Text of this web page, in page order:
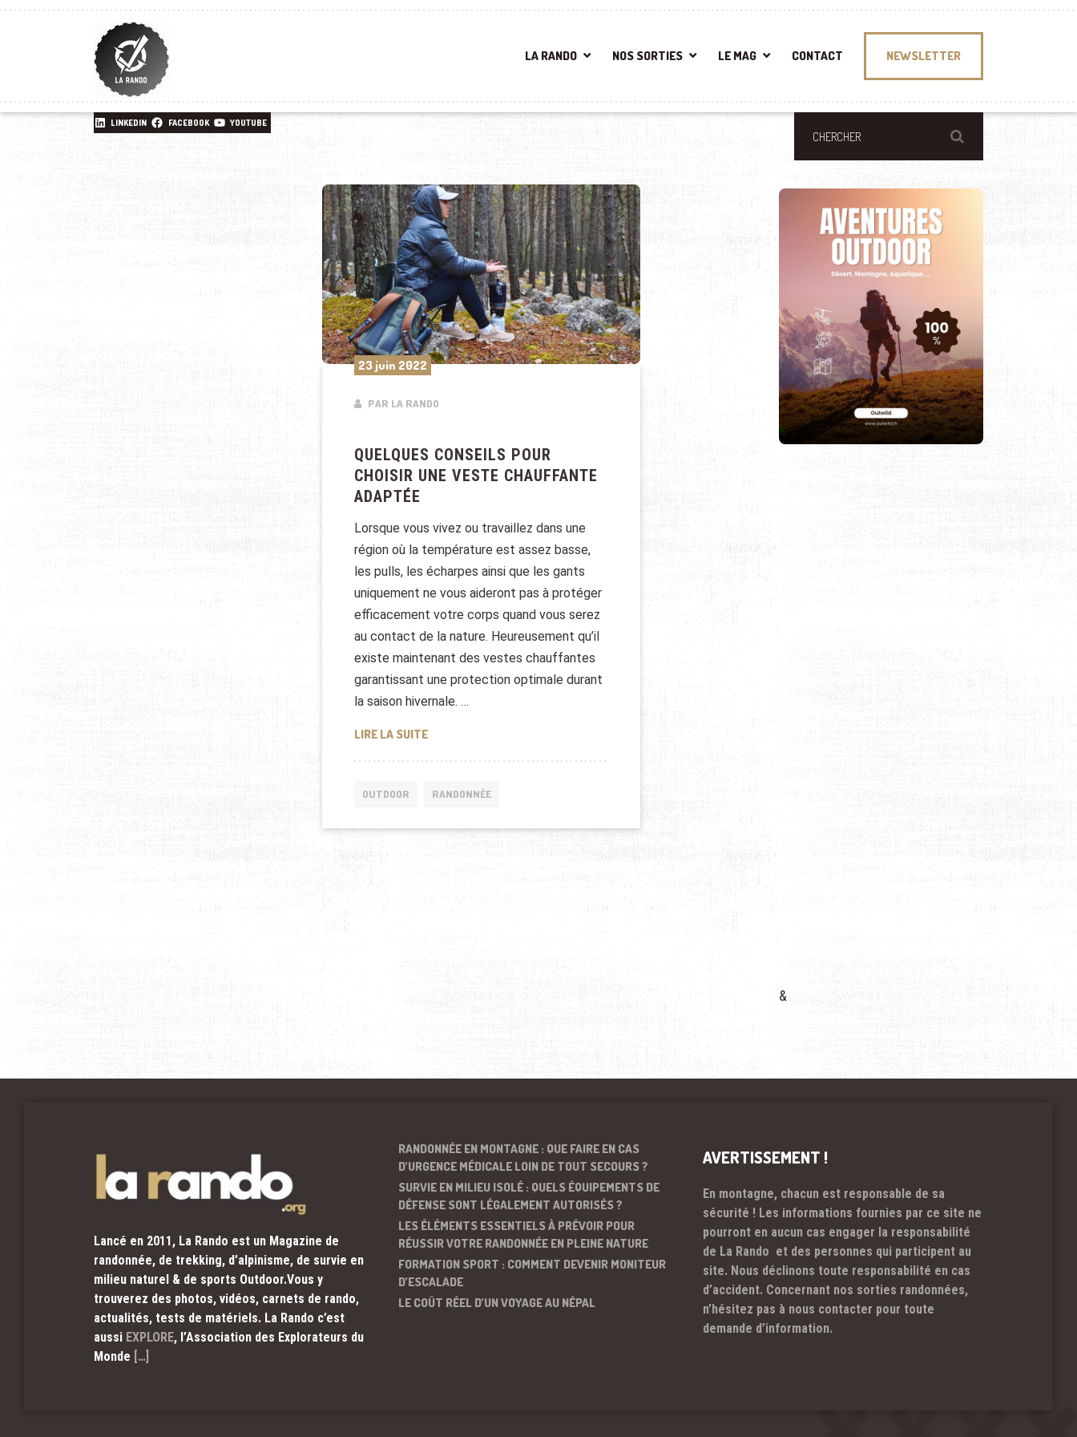
LA RANDO NOS SORTIES LE MAG CONTACT NEWSLETTER
LINKEDIN FACEBOOK YOUTUBE
23 juin 2022
PAR LA RANDO
QUELQUES CONSEILS POUR
CHOISIR UNE VESTE CHAUFFANTE
ADAPTÉE
Lorsque vous vivez ou travaillez dans une
région où la température est assez basse,
les pulls, les écharpes ainsi que les gants
uniquement ne vous aideront pas à protéger
efficacement votre corps quand vous serez
au contact de la nature. Heureusement qu’il
existe maintenant des vestes chauffantes
garantissant une protection optimale durant
la saison hivernale. …
LIRE LA SUITEQUELQUES CONSEILS POUR CHOISIR UNE VESTE CHAUFFANTE ADAPTÉE
OUTDOOR RANDONNÉE
&
Lancé en 2011, La Rando est un Magazine de
randonnée, de trekking, d’alpinisme, de survie en
milieu naturel & de sports Outdoor.Vous y
trouverez des photos, vidéos, carnets de rando,
actualités, tests de matériels. La Rando c’est
aussi EXPLORE, l’Association des Explorateurs du
Monde […]
RANDONNÉE EN MONTAGNE : QUE FAIRE EN CAS
D’URGENCE MÉDICALE LOIN DE TOUT SECOURS ?
SURVIE EN MILIEU ISOLÉ : QUELS ÉQUIPEMENTS DE
DÉFENSE SONT LÉGALEMENT AUTORISÉS ?
LES ÉLÉMENTS ESSENTIELS À PRÉVOIR POUR
RÉUSSIR VOTRE RANDONNÉE EN PLEINE NATURE
FORMATION SPORT : COMMENT DEVENIR MONITEUR
D’ESCALADE
LE COÛT RÉEL D’UN VOYAGE AU NÉPAL
AVERTISSEMENT !
En montagne, chacun est responsable de sa
sécurité ! Les informations fournies par ce site ne
pourront en aucun cas engager la responsabilité
de La Rando et des personnes qui participent au
site. Nous déclinons toute responsabilité en cas
d’accident. Concernant nos sorties randonnées,
n’hésitez pas à nous contacter pour toute
demande d’information.